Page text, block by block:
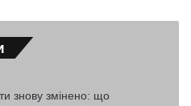
знову змінено: що